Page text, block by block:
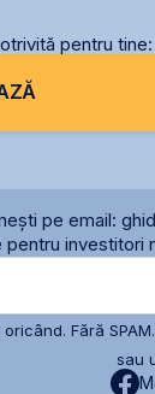
pentru tine:
pe email:
investitori
Fără
sau